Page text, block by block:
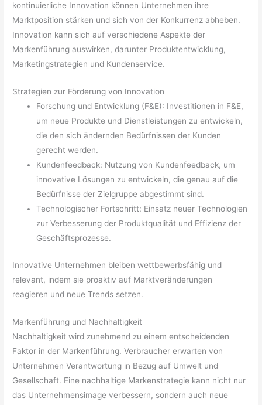
kontinuierliche Innovation können Unternehmen ihre
Marktposition stärken und sich von der Konkurrenz abheben.
Innovation kann sich auf verschiedene Aspekte der
Markenführung auswirken, darunter Produktentwicklung,
Marketingstrategien und Kundenservice.
Strategien zur Förderung von Innovation
Forschung und Entwicklung (F&E): Investitionen in F&E,
um neue Produkte und Dienstleistungen zu entwickeln,
die den sich ändernden Bedürfnissen der Kunden
gerecht werden.
Kundenfeedback: Nutzung von Kundenfeedback, um
innovative Lösungen zu entwickeln, die genau auf die
Bedürfnisse der Zielgruppe abgestimmt sind.
Technologischer Fortschritt: Einsatz neuer Technologien
zur Verbesserung der Produktqualität und Effizienz der
Geschäftsprozesse.
Innovative Unternehmen bleiben wettbewerbsfähig und
relevant, indem sie proaktiv auf Marktveränderungen
reagieren und neue Trends setzen.
Markenführung und Nachhaltigkeit
Nachhaltigkeit wird zunehmend zu einem entscheidenden
Faktor in der Markenführung. Verbraucher erwarten von
Unternehmen Verantwortung in Bezug auf Umwelt und
Gesellschaft. Eine nachhaltige Markenstrategie kann nicht nur
das Unternehmensimage verbessern, sondern auch neue